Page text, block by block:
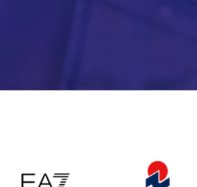
INVICTA